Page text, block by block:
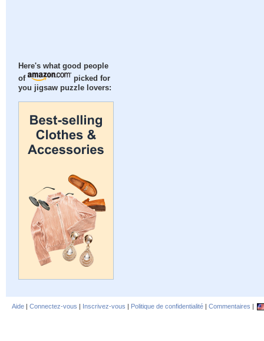
Here's what good people
of
picked for
you jigsaw puzzle lovers:
Aide | Connectez-vous | Inscrivez-vous | Politique de confidentialité | Commentaires |